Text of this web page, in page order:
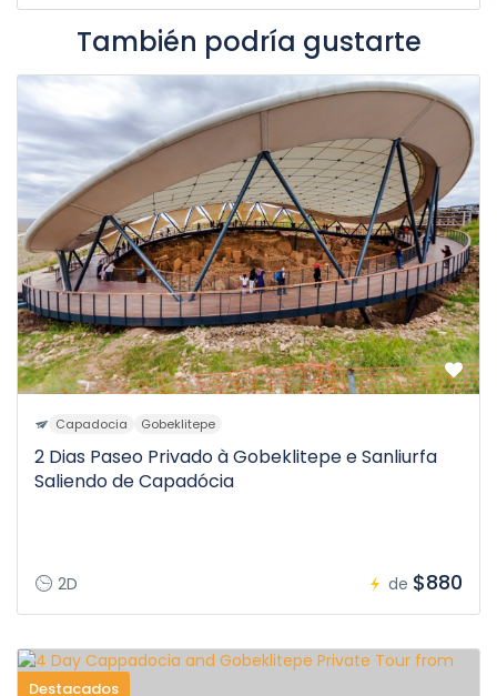
También podría gustarte
Capadocia Gobeklitepe
2 Dias Paseo Privado à Gobeklitepe e Sanliurfa
Saliendo de Capadócia
2D de $880
Destacados